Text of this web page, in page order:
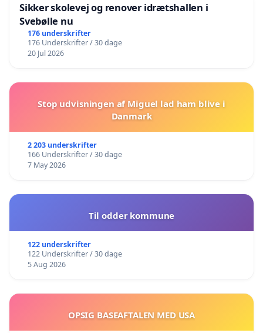
Sikker skolevej og renover idrætshallen i
Svebølle nu
176 underskrifter
176 Underskrifter / 30 dage
20 Jul 2026
Stop udvisningen af Miguel lad ham blive i
Danmark
2 203 underskrifter
166 Underskrifter / 30 dage
7 May 2026
Til odder kommune
122 underskrifter
122 Underskrifter / 30 dage
5 Aug 2026
OPSIG BASEAFTALEN MED USA